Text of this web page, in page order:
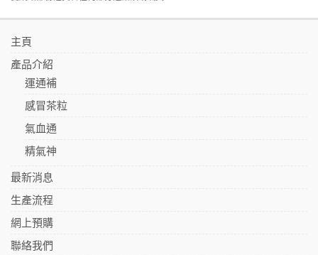
主頁
產品介紹
運通補
感冒茶粒
氣血通
精氣神
最新消息
生產流程
網上預購
聯絡我們